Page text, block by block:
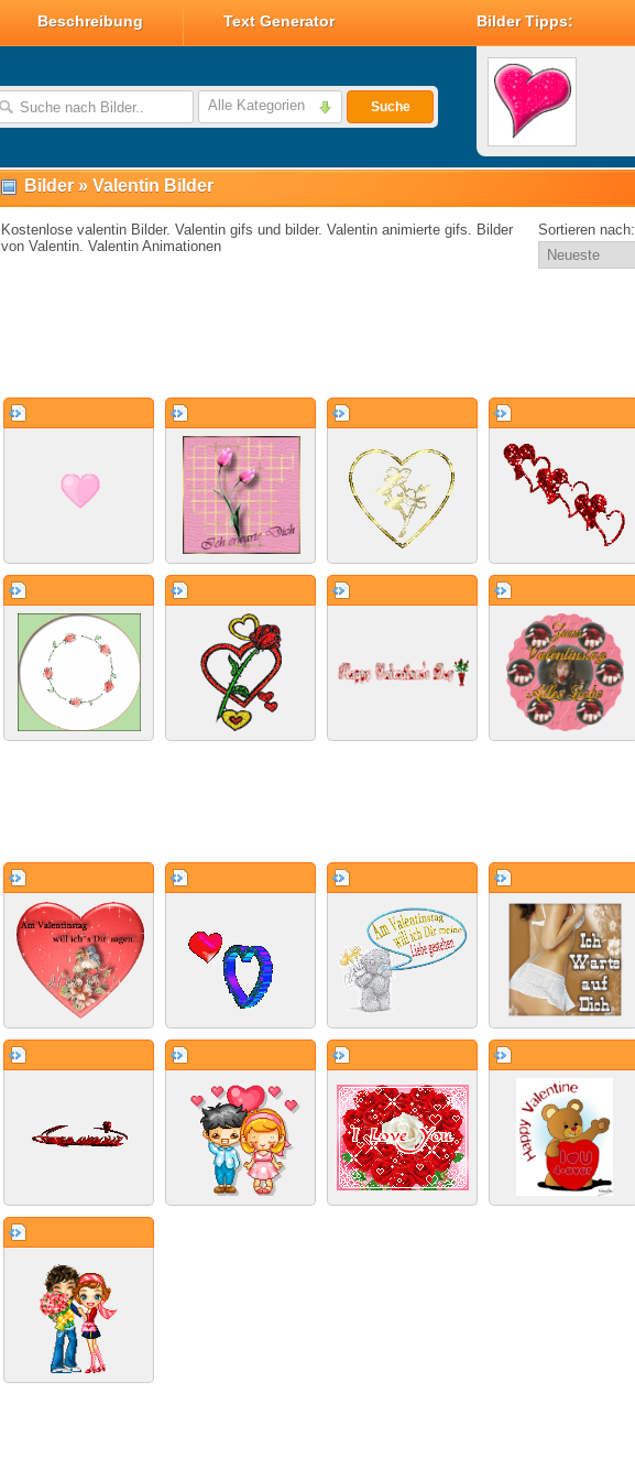
Beschreibung Text Generator Bilder Tipps:
Alle Kategorien Suche
Valentin Bilder
Valentin Smileys
Disney Valentin Bilder
Bilder » Valentin Bilder
Kostenlose valentin Bilder. Valentin gifs und bilder. Valentin animierte gifs. Bilder
von Valentin. Valentin Animationen
Sortieren nach: